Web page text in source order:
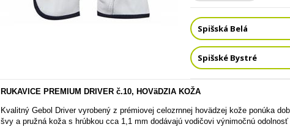
Spišská Belá
Spišské Bystré
RUKAVICE PREMIUM DRIVER č.10, HOVäDZIA KOŽA
Kvalitný Gebol Driver vyrobený z prémiovej celozrnnej hovädzej kože ponúka
švy a pružná koža s hrúbkou cca 1,1 mm dodávajú vodičovi výnimočnú